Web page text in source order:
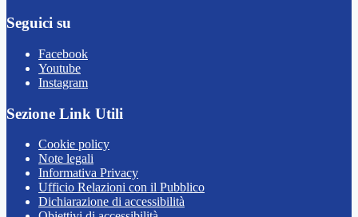
Seguici su
Facebook
Youtube
Instagram
Sezione Link Utili
Cookie policy
Note legali
Informativa Privacy
Ufficio Relazioni con il Pubblico
Dichiarazione di accessibilità